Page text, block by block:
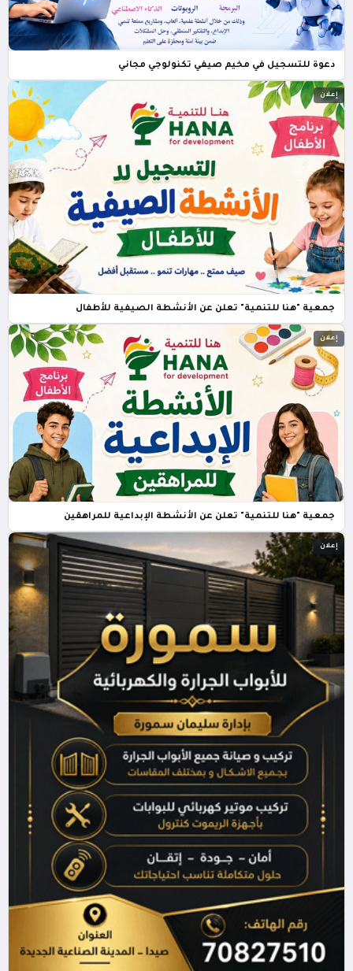
دعوة للتسجيل في مخيم صيفي تكنولوجي مجاني
إعلان
جمعية "هنا للتنمية" تعلن عن الأنشطة الصيفية للأطفال
إعلان
جمعية "هنا للتنمية" تعلن عن الأنشطة الإبداعية للمراهقين
إعلان